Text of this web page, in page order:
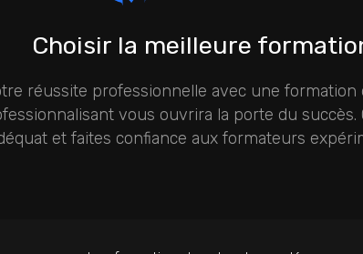
Choisir la meilleure
réussite professionnelle avec une formation
vous ouvrira la porte du
et faites confiance aux formateurs